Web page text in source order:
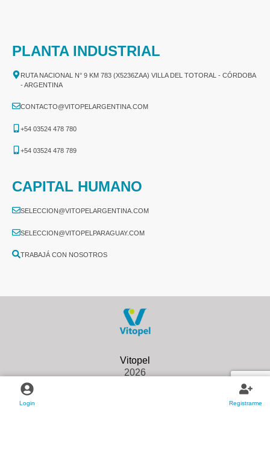
Login Registrarme
PLANTA INDUSTRIAL
RUTA NACIONAL N° 9 KM 783 (X5236ZAA) VILLA DEL TOTORAL - CÓRDOBA
- ARGENTINA
CONTACTO@VITOPELARGENTINA.COM
+54 03524 478 780​
+54 03524 478 789​
CAPITAL HUMANO
SELECCION@VITOPELARGENTINA.COM
SELECCION@VITOPELPARAGUAY.COM
TRABAJÁ CON NOSOTROS
2026